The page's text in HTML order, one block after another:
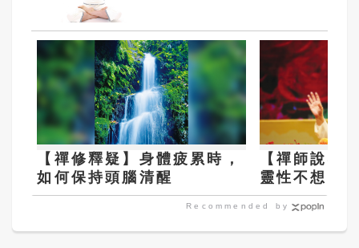
【禪修釋疑】身體疲累時，
如何保持頭腦清醒
【禪師說
靈性不想留
Recommended by